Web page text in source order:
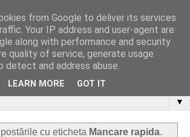
▼
cu eticheta Mancare rapida.
from Google to deliver its services
Your IP address and user-agent are
along with performance and security
quality of service, generate usage
detect and address abuse.
LEARN MORE GOT IT